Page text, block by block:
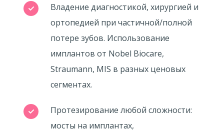
Владение диагностикой, хирургией и
ортопедией при частичной/полной
потере зубов. Использование
имплантов от Nobel Biocare,
Straumann, MIS в разных ценовых
сегментах.
Протезирование любой сложности:
мосты на имплантах,